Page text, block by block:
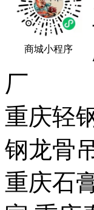
商城小程序
厂
重庆轻
钢龙骨
重庆石